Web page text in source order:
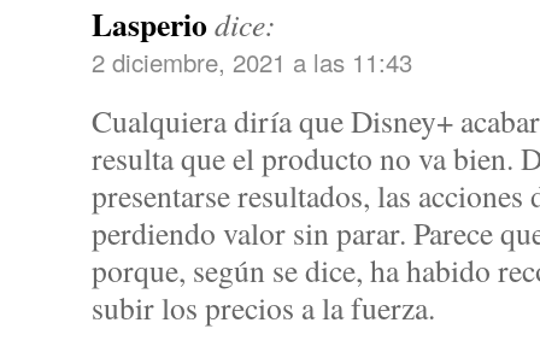
Lasperiodice:
2 diciembre, 2021 a las 11:43
Cualquiera diría que Disney+
resulta que el producto no va bien.
presentarse resultados, las
perdiendo valor sin parar. Parece
porque, según se dice, ha habido
subir los precios a la fuerza.